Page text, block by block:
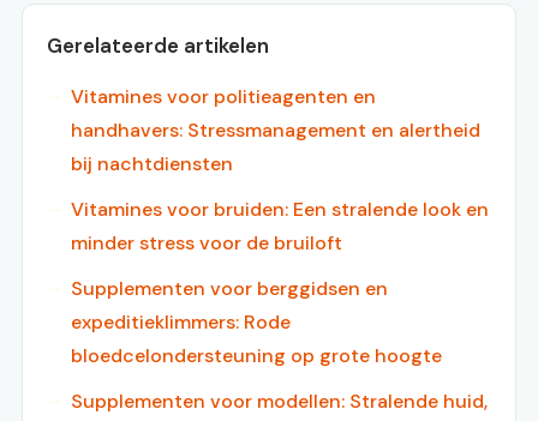
Gerelateerde artikelen
Vitamines voor politieagenten en
handhavers: Stressmanagement en alertheid
bij nachtdiensten
Vitamines voor bruiden: Een stralende look en
minder stress voor de bruiloft
Supplementen voor berggidsen en
expeditieklimmers: Rode
bloedcelondersteuning op grote hoogte
Supplementen voor modellen: Stralende huid,